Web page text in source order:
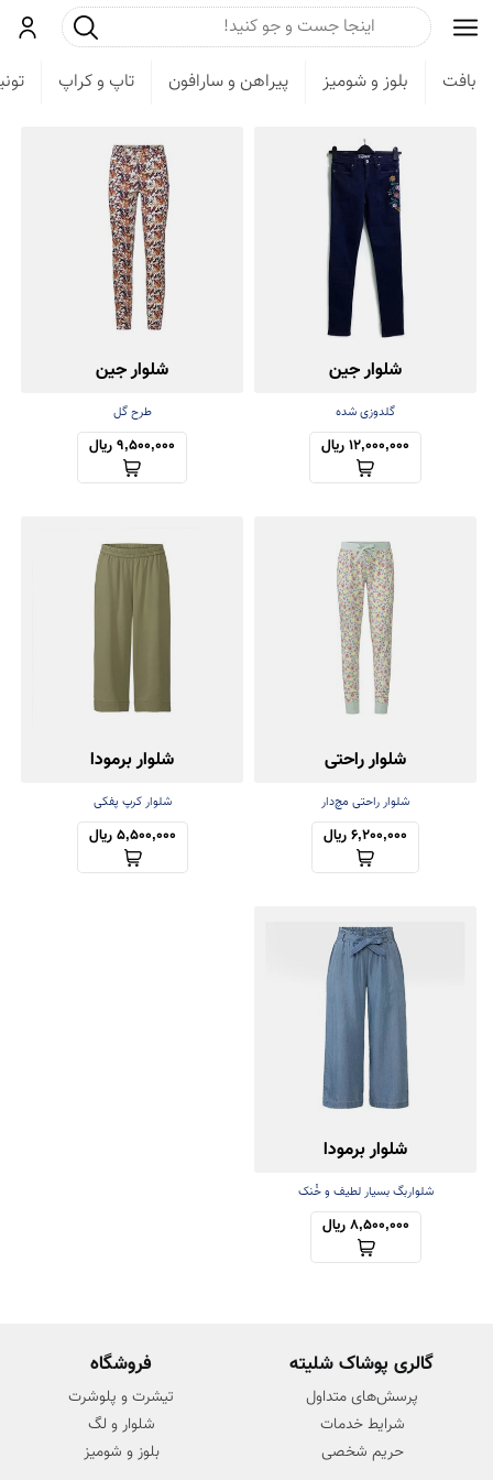
ورودجست و جو
بافت
بلوز و شومیز پیراهن و سارافون تاپ و کراپ
شلوار جین
گلدوزی شده
12,000,000 ریال
شلوار جین
طرح گل
9,500,000 ریال
شلوار راحتی
شلوار راحتی مچ‌دار
6,200,000 ریال
شلوار برمودا
شلوار کرپ پفکی
5,500,000 ریال
شلوار برمودا
شلواربگ بسیار لطیف و خُنک
8,500,000 ریال
گالری پوشاک شلیته
پرسش‌های متداول
شرایط خدمات
حریم شخصی
فروشگاه
تیشرت و پلوشرت
شلوار و لگ
بلوز و شومیز